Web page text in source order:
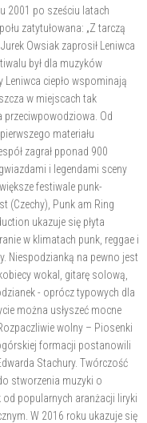
2001 po sześciu latach
zatytułowana: „Z tarczą
Owsiak zaprosił Leniwca
był dla muzyków
ciepło wspominają
w miejscach tak
przeciwpowodziowa. Od
materiału
zagrał pponad 900
i legendami sceny
festiwale punk-
(Czechy), Punk am Ring
ukazuje się płyta
w klimatach punk, reggae i
Niespodzianką na pewno jest
wokal, gitarę solową,
- oprócz typowych dla
można usłyszeć mocne
wolny – Piosenki
formacji postanowili
Stachury. Twórczość
stworzenia muzyki o
popularnych aranżacji liryki
W 2016 roku ukazuje się